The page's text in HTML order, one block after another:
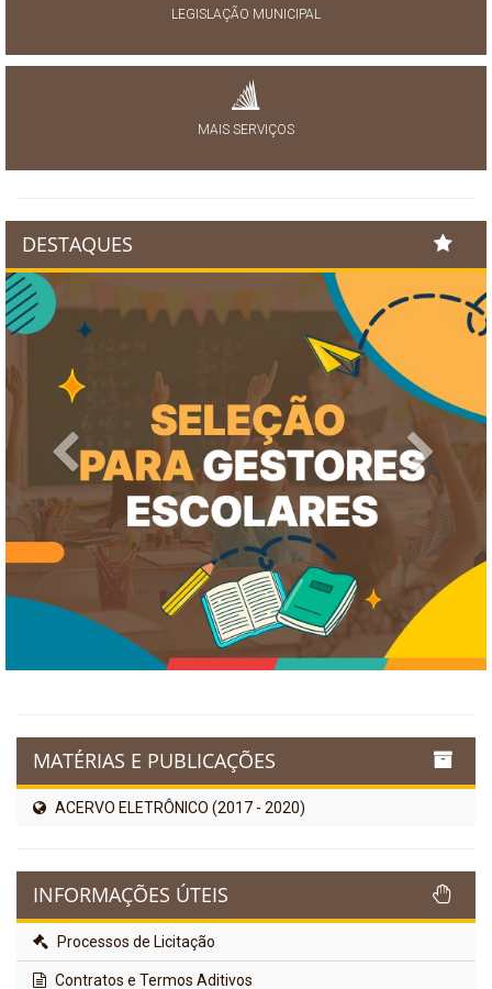
LEGISLAÇÃO MUNICIPAL
MAIS SERVIÇOS
DESTAQUES
Previous Next
MATÉRIAS E PUBLICAÇÕES
ACERVO ELETRÔNICO (2017 - 2020)
INFORMAÇÕES ÚTEIS
Processos de Licitação
Contratos e Termos Aditivos